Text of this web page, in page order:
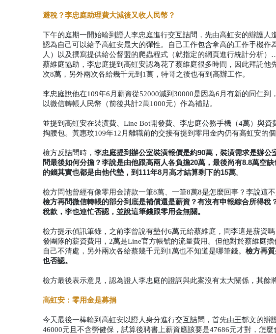
避稅？李忠庭助理費大減後又收人民幣？
下午的庭期一開始輪到證人李忠庭進行交互詰問，先由高虹安的辯護
認為自己可以給予高虹安最大的彈性。自己工作包含拿高的工作手機
人）以及撰寫提供給公督盟的爬蟲程式（就指定的網頁進行統計分析
蔡維庭協助，李忠庭提到高虹安認為花了蔡維庭很多時間，因此拜託
次8萬，另外兩次各給幾千元到1萬，特哥之後也有到高辦工作。
李忠庭說他在109年6月薪資從52000減到30000是因為6月有新的同仁
以微信轉帳人民幣（前後共計2萬1000元）作為補貼。
並提到高虹安在裝潢費、Line Bot開發費、李忠庭公務手機（4萬）與
掏腰包。黃惠玟109年12月離職前的交接有提到零用金內仍有高虹安的
檢方反詰問時， 李忠庭提到辦公室裝潢報價是約90萬，裝潢需求是辦
問最後如何分擔？李說是由他跟高兩人各負擔20萬，最後尚有8.8萬空
的錢其實也都是由他代墊，到111年8月高才結算剩下的15萬。
檢方問他曾經有像零用金請款一筆8萬、一筆8萬8是怎麼回事？李說這
檢方再問微信轉帳的部分到底是補償還是薪資？有沒有申報綜合所得
稅款，李也連忙否認，並說這筆錢跟零用金無關。
檢方提示偵訊筆錄，之前李曾說有墊付6萬元給蔡維庭，問李這是薪資
發團隊的薪資費用，2萬是Line官方帳號的流量費用。但他對於蔡維庭
自己不清處，另外兩次各給蔡幾千元到1萬也不知道是哪筆錢。 檢方再
也否認。
檢方最後表示意見，認為證人李忠庭的證詞與此案沒有太大關係，其餘
高虹安：零用金是募捐
今天最後一棒輪到高虹安以證人身分進行交互詰問，首先由王郁文的
46000元且不含勞健保，試算後聘書上薪資應該要是47686元才對，怎